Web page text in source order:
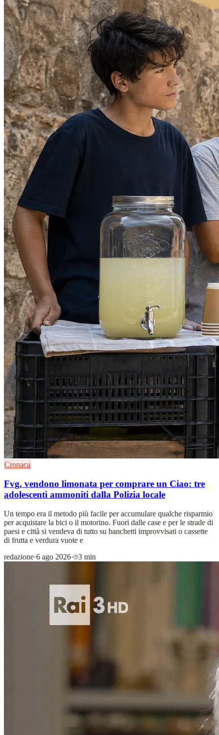
Cronaca
Fvg, vendono limonata per comprare un Ciao: tre
adolescenti ammoniti dalla Polizia locale
Un tempo era il metodo più facile per accumulare qualche risparmio
per acquistare la bici o il motorino. Fuori dalle case e per le strade di
paesi e città si vendeva di tutto su banchetti improvvisati o cassette
di frutta e verdura vuote e
redazione·6 ago 2026· 3 min